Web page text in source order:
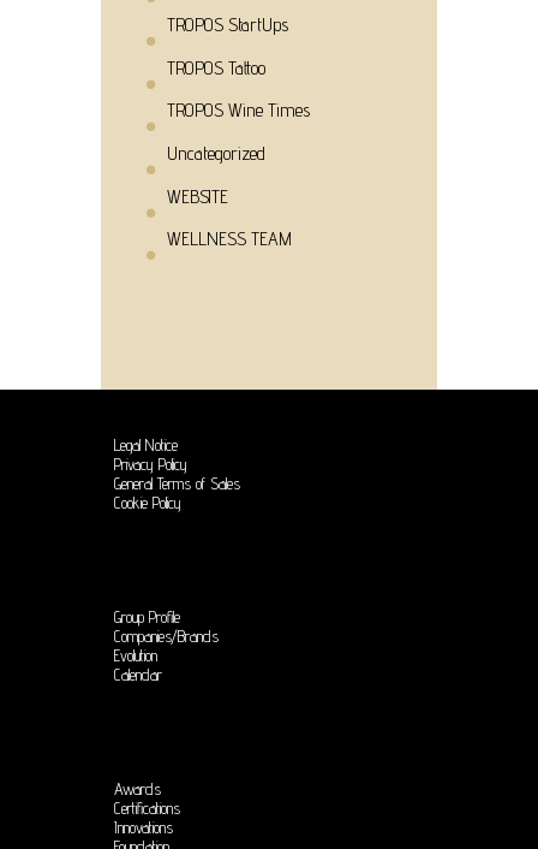
TROPOS StartUps
TROPOS Tattoo
TROPOS Wine Times
Uncategorized
WEBSITE
WELLNESS TEAM
Legal Notice
Privacy Policy
General Terms of Sales
Cookie Policy
Group Profile
Companies/Brands
Evolution
Calendar
Awards
Certifications
Innovations